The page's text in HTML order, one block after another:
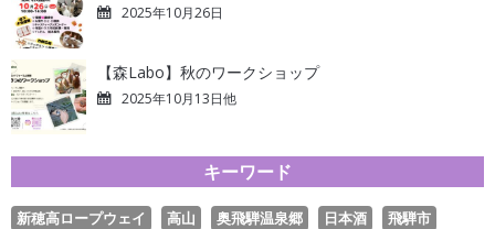
2025年10月26日
【森Labo】秋のワークショップ
2025年10月13日他
キーワード
新穂高ロープウェイ 高山 奥飛騨温泉郷 日本酒
飛騨市